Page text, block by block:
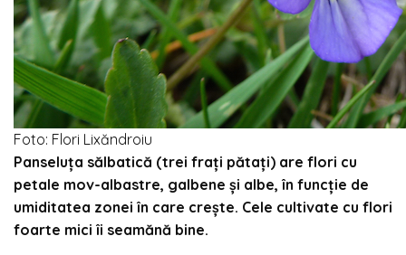
Foto: Flori Lixăndroiu
Panseluța sălbatică (trei fraţi pătaţi) are flori cu
petale mov-albastre, galbene şi albe, în funcţie de
umiditatea zonei în care creşte. Cele cultivate cu flori
foarte mici îi seamănă bine.